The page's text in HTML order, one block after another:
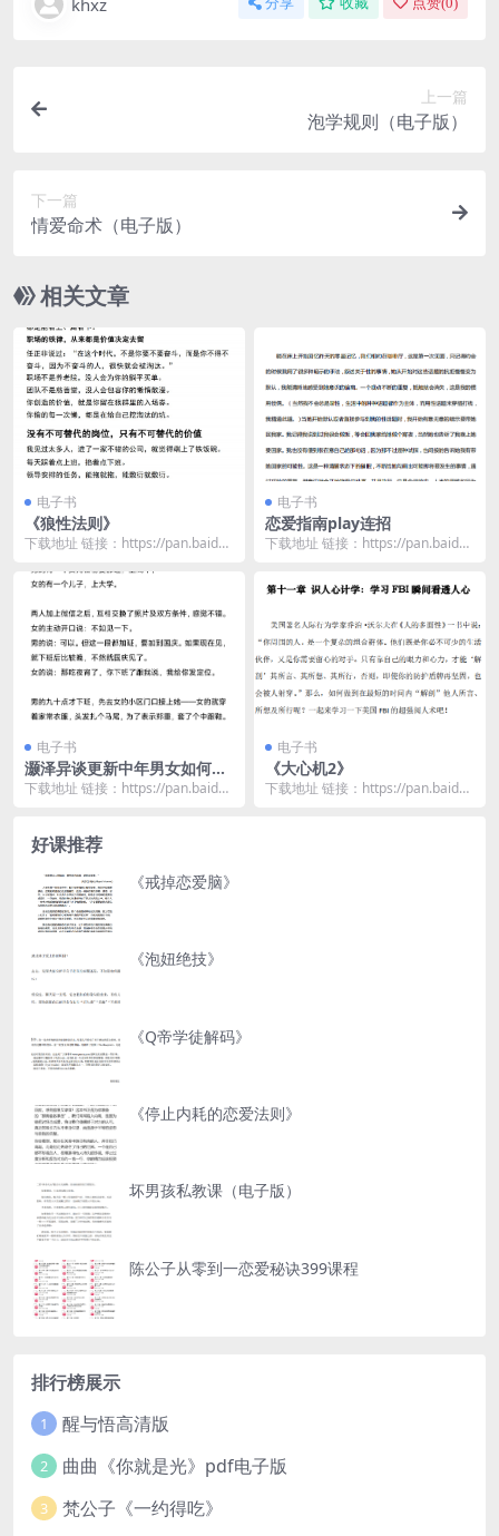
上一篇
泡学规则（电子版）
下一篇
情爱命术（电子版）
相关文章
电子书
《狼性法则》
下载地址 链接：https://pan.baidu.
电子书
恋爱指南play连招
下载地址 链接：https://pan.baidu.
电子书
灏泽异谈更新中年男女如何谈
恋爱
下载地址 链接：https://pan.baidu.
电子书
《大心机2》
下载地址 链接：https://pan.baidu.
好课推荐
《戒掉恋爱脑》
《泡妞绝技》
《Q帝学徒解码》
《停止内耗的恋爱法则》
坏男孩私教课（电子版）
陈公子从零到一恋爱秘诀399课程
排行榜展示
1 醒与悟高清版
2 曲曲《你就是光》pdf电子版
3 梵公子《一约得吃》